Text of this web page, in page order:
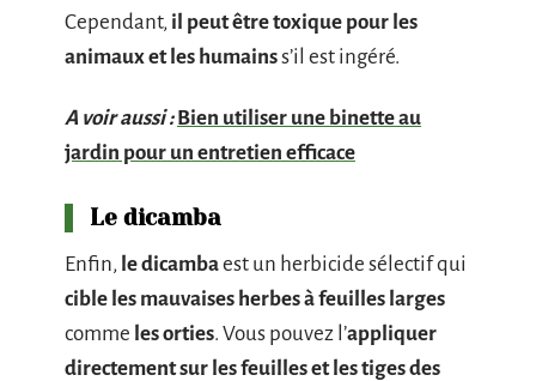
Cependant, il peut être toxique pour les
animaux et les humainss’il est ingéré.
A voir aussi : Bien utiliser une binette au
jardin pour un entretien efficace
Le dicamba
Enfin, le dicambaest un herbicide sélectif qui
cible les mauvaises herbes à feuilles larges
comme les orties. Vous pouvez l’appliquer
directement sur les feuilles et les tiges des